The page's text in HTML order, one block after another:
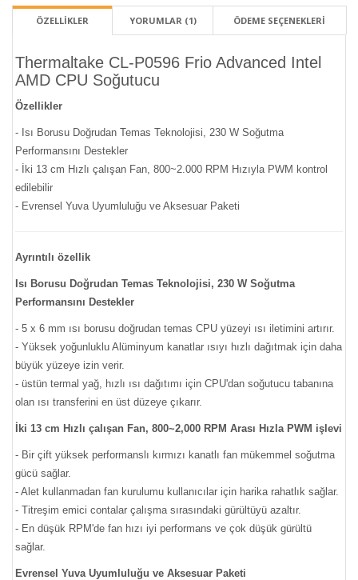
ÖZELLİKLER YORUMLAR (1) ÖDEME SEÇENEKLERI
Thermaltake CL-P0596 Frio Advanced Intel
AMD CPU Soğutucu
Özellikler
- Isı Borusu Doğrudan Temas Teknolojisi, 230 W Soğutma
Performansını Destekler
- İki 13 cm Hızlı çalışan Fan, 800~2.000 RPM Hızıyla PWM kontrol
edilebilir
- Evrensel Yuva Uyumluluğu ve Aksesuar Paketi
Ayrıntılı özellik
Isı Borusu Doğrudan Temas Teknolojisi, 230 W Soğutma
Performansını Destekler
- 5 x 6 mm ısı borusu doğrudan temas CPU yüzeyi ısı iletimini artırır.
- Yüksek yoğunluklu Alüminyum kanatlar ısıyı hızlı dağıtmak için daha
büyük yüzeye izin verir.
- üstün termal yağ, hızlı ısı dağıtımı için CPU'dan soğutucu tabanına
olan ısı transferini en üst düzeye çıkarır.
İki 13 cm Hızlı çalışan Fan, 800~2,000 RPM Arası Hızla PWM işlevi
- Bir çift yüksek performanslı kırmızı kanatlı fan mükemmel soğutma
gücü sağlar.
- Alet kullanmadan fan kurulumu kullanıcılar için harika rahatlık sağlar.
- Titreşim emici contalar çalışma sırasındaki gürültüyü azaltır.
- En düşük RPM'de fan hızı iyi performans ve çok düşük gürültü
sağlar.
Evrensel Yuva Uyumluluğu ve Aksesuar Paketi